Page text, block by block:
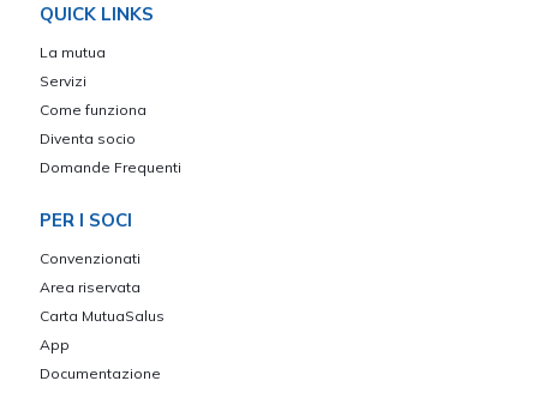
QUICK LINKS
La mutua
Servizi
Come funziona
Diventa socio
Domande Frequenti
PER I SOCI
Convenzionati
Area riservata
Carta MutuaSalus
App
Documentazione